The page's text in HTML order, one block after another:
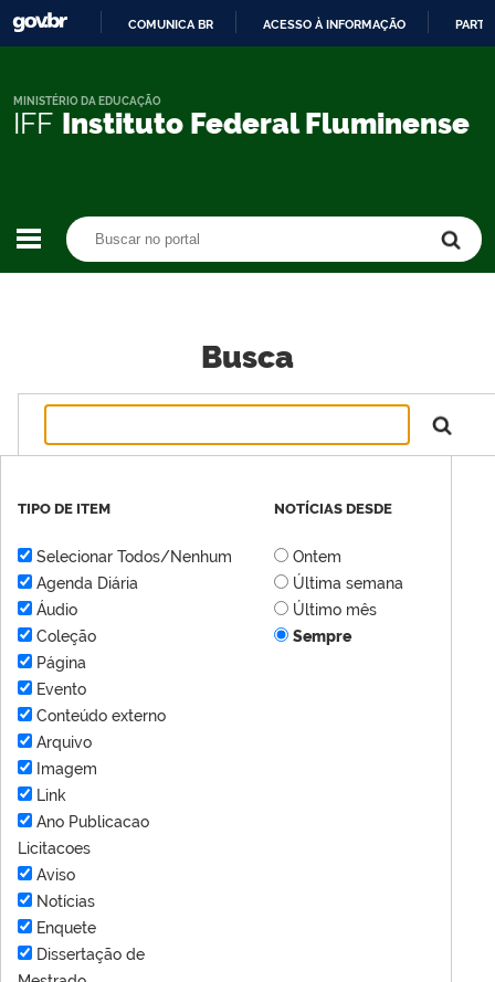
CONTEÚDO
COMUNICA BR ACESSO À INFORMAÇÃO
IFF Instituto Federal Fluminense
MINISTÉRIO DA EDUCAÇÃO
Busca
TIPO DE ITEM
Selecionar Todos/Nenhum
Agenda Diária
Áudio
Coleção
Página
Evento
Conteúdo externo
Arquivo
Imagem
Link
Ano Publicacao
Licitacoes
Aviso
Notícias
Enquete
Dissertação de
NOTÍCIAS DESDE
Ontem
Última semana
Último mês
Sempre